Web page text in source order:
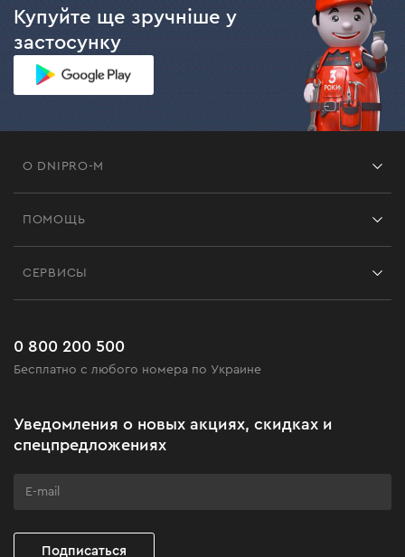
Купуйте ще зручніше у
застосунку
О DNIPRO-M
Черная пятница
Программа лояльности
ПОМОЩЬ
Часто задаваемые вопросы
СЕРВИСЫ
0 800 200 500
Бесплатно с любого номера по Украине
Уведомления о новых акциях, скидках и
спецпредложениях
Подписаться